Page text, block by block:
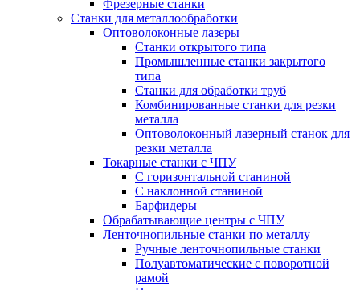
Фрезерные станки
Станки для металлообработки
Оптоволоконные лазеры
Станки открытого типа
Промышленные станки закрытого
типа
Станки для обработки труб
Комбинированные станки для резки
металла
Оптоволоконный лазерный станок для
резки металла
Токарные станки с ЧПУ
С горизонтальной станиной
С наклонной станиной
Барфидеры
Обрабатывающие центры с ЧПУ
Ленточнопильные станки по металлу
Ручные ленточнопильные станки
Полуавтоматические с поворотной
рамой